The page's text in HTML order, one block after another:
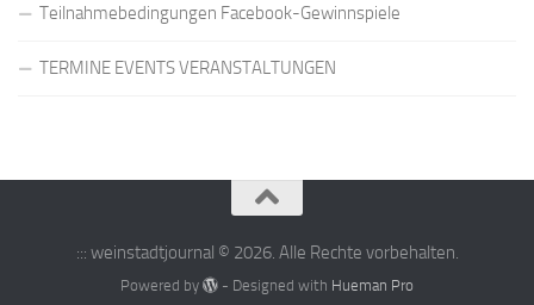
Teilnahmebedingungen Facebook-Gewinnspiele
TERMINE EVENTS VERANSTALTUNGEN
::: weinstadtjournal © 2026. Alle Rechte vorbehalten.
Powered by - Designed with Hueman Pro